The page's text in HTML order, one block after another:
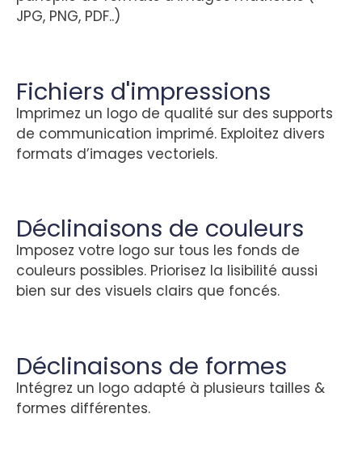
JPG, PNG, PDF..)
Fichiers d'impressions
Imprimez un logo de qualité sur des supports
de communication imprimé. Exploitez divers
formats d’images vectoriels.
Déclinaisons de couleurs
Imposez votre logo sur tous les fonds de
couleurs possibles. Priorisez la lisibilité aussi
bien sur des visuels clairs que foncés.
Déclinaisons de formes
Intégrez un logo adapté à plusieurs tailles &
formes différentes.